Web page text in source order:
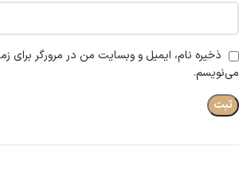
ذخیره نام، ایمیل و وبسایت من در مرورگر برای
می‌نویسم.